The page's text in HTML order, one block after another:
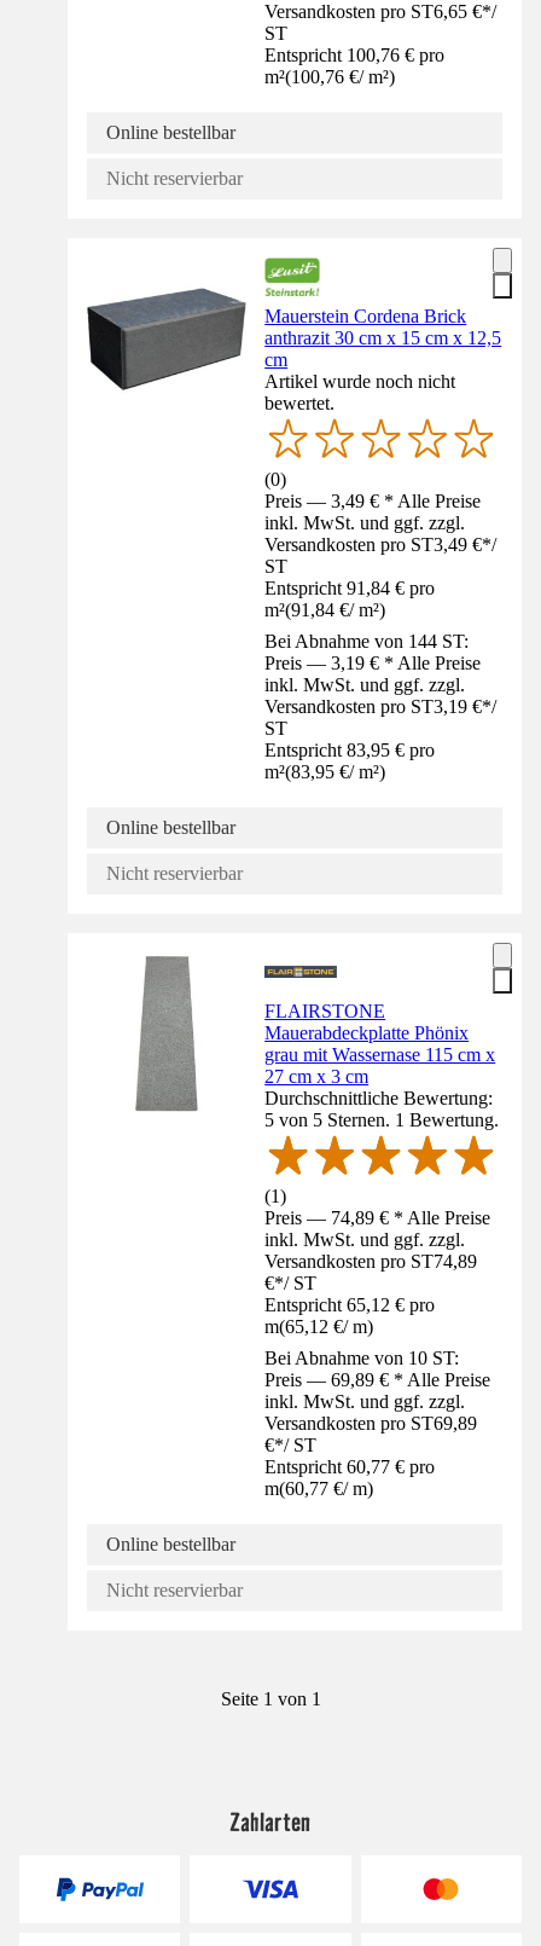
Versandkosten pro ST6,65 €*/
ST
Entspricht 100,76 € pro
m²(100,76 €/ m²)
Online bestellbar
Nicht reservierbar
Mauerstein Cordena Brick
anthrazit 30 cm x 15 cm x 12,5
cm
Artikel wurde noch nicht
bewertet.
(0)
Preis — 3,49 € * Alle Preise
inkl. MwSt. und ggf. zzgl.
Versandkosten pro ST3,49 €*/
ST
Entspricht 91,84 € pro
m²(91,84 €/ m²)
Bei Abnahme von 144 ST:
Preis — 3,19 € * Alle Preise
inkl. MwSt. und ggf. zzgl.
Versandkosten pro ST3,19 €*/
ST
Entspricht 83,95 € pro
m²(83,95 €/ m²)
Online bestellbar
Nicht reservierbar
FLAIRSTONE
Mauerabdeckplatte Phönix
grau mit Wassernase 115 cm x
27 cm x 3 cm
Durchschnittliche Bewertung:
5 von 5 Sternen. 1 Bewertung.
(1)
Preis — 74,89 € * Alle Preise
inkl. MwSt. und ggf. zzgl.
Versandkosten pro ST74,89
€*/ ST
Entspricht 65,12 € pro
m(65,12 €/ m)
Bei Abnahme von 10 ST:
Preis — 69,89 € * Alle Preise
inkl. MwSt. und ggf. zzgl.
Versandkosten pro ST69,89
€*/ ST
Entspricht 60,77 € pro
m(60,77 €/ m)
Online bestellbar
Nicht reservierbar
Seite 1 von 1
Zahlarten